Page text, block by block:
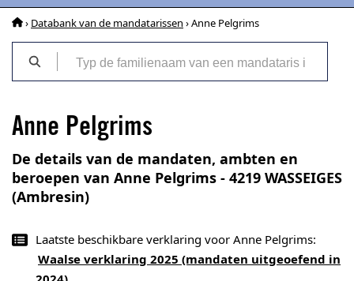
› Databank van de mandatarissen › Anne Pelgrims
Anne Pelgrims
De details van de mandaten, ambten en
beroepen van Anne Pelgrims - 4219 WASSEIGES
(Ambresin)
Laatste beschikbare verklaring voor Anne Pelgrims:
Waalse verklaring 2025 (mandaten uitgeoefend in